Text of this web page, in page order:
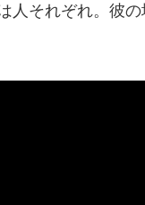
人それぞれ。彼